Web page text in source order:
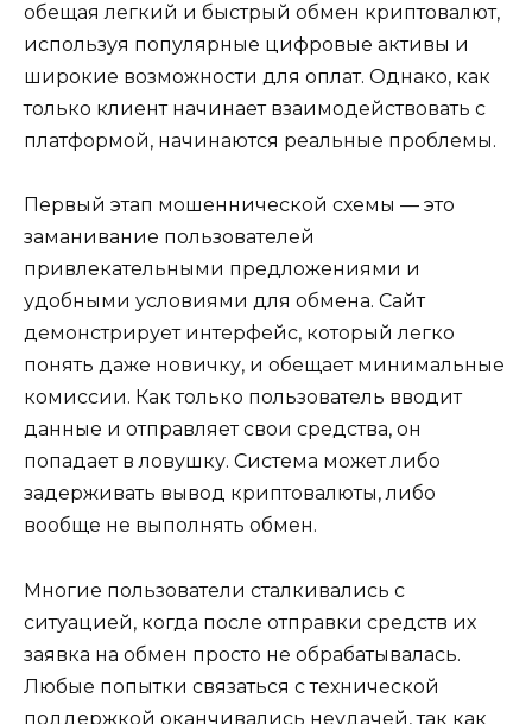
обещая легкий и быстрый обмен криптовалют,
используя популярные цифровые активы и
широкие возможности для оплат. Однако, как
только клиент начинает взаимодействовать с
платформой, начинаются реальные проблемы.
Первый этап мошеннической схемы — это
заманивание пользователей
привлекательными предложениями и
удобными условиями для обмена. Сайт
демонстрирует интерфейс, который легко
понять даже новичку, и обещает минимальные
комиссии. Как только пользователь вводит
данные и отправляет свои средства, он
попадает в ловушку. Система может либо
задерживать вывод криптовалюты, либо
вообще не выполнять обмен.
Многие пользователи сталкивались с
ситуацией, когда после отправки средств их
заявка на обмен просто не обрабатывалась.
Любые попытки связаться с технической
поддержкой оканчивались неудачей, так как